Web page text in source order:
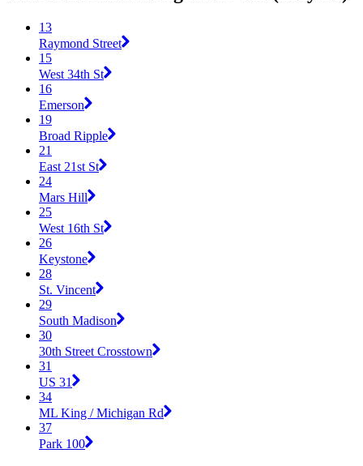
13
Raymond Street
15
West 34th St
16
Emerson
19
Broad Ripple
21
East 21st St
24
Mars Hill
25
West 16th St
26
Keystone
28
St. Vincent
29
South Madison
30
30th Street Crosstown
31
US 31
34
ML King / Michigan Rd
37
Park 100